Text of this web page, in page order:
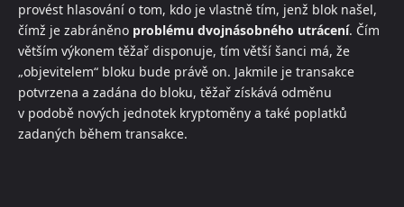
provést hlasování o tom, kdo je vlastně tím, jenž blok našel,
čímž je zabráněno problému dvojnásobného utrácení. Čím
větším výkonem těžař disponuje, tím větší šanci má, že
„objevitelem“ bloku bude právě on. Jakmile je transakce
potvrzena a zadána do bloku, těžař získává odměnu
v podobě nových jednotek kryptoměny a také poplatků
zadaných během transakce.